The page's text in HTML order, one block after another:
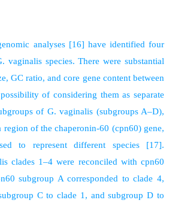
analyses [16] have identified four
vaginalis species. There were substantial
GC ratio, and core gene content between
of considering them as separate
of G. vaginalis (subgroups A–D),
region of the chaperonin-60 (cpn60) gene,
to represent different species [17].
clades 1–4 were reconciled with cpn60
subgroup A corresponded to clade 4,
C to clade 1, and subgroup D to